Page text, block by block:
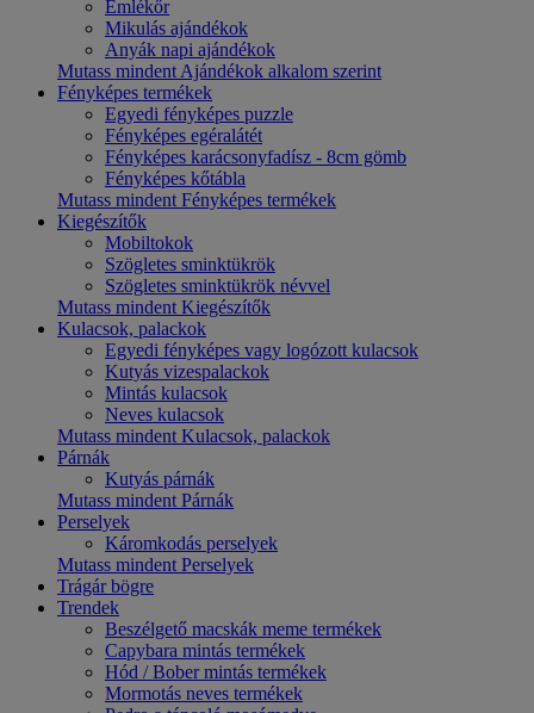
Emlékőr
Mikulás ajándékok
Anyák napi ajándékok
Mutass mindent Ajándékok alkalom szerint
Fényképes termékek
Egyedi fényképes puzzle
Fényképes egéralátét
Fényképes karácsonyfadísz - 8cm gömb
Fényképes kőtábla
Mutass mindent Fényképes termékek
Kiegészítők
Mobiltokok
Szögletes sminktükrök
Szögletes sminktükrök névvel
Mutass mindent Kiegészítők
Kulacsok, palackok
Egyedi fényképes vagy logózott kulacsok
Kutyás vizespalackok
Mintás kulacsok
Neves kulacsok
Mutass mindent Kulacsok, palackok
Párnák
Kutyás párnák
Mutass mindent Párnák
Perselyek
Káromkodás perselyek
Mutass mindent Perselyek
Trágár bögre
Trendek
Beszélgető macskák meme termékek
Capybara mintás termékek
Hód / Bober mintás termékek
Mormotás neves termékek